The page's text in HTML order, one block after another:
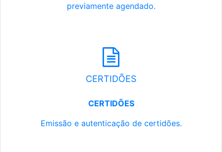
previamente agendado.
CERTIDÕES
CERTIDÕES
Emissão e autenticação de certidões.